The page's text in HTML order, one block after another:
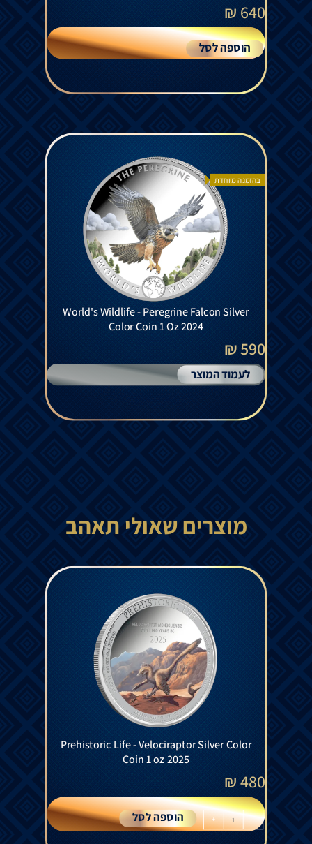
640
₪
הוספה לסל
בהזמנה מיוחדת
World's Wildlife - Peregrine Falcon Silver
Color Coin 1 Oz 2024
590 ₪
לעמוד המוצר
מוצרים שאולי תאהב
Prehistoric Life - Velociraptor Silver Color
Coin 1 oz 2025
480
₪
-
+ הוספה לסל